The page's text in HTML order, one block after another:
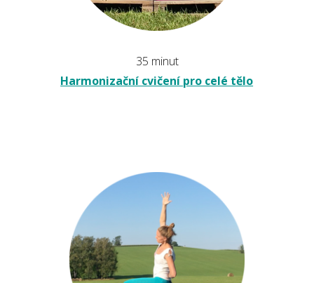
35 minut
Harmonizační cvičení pro celé tělo